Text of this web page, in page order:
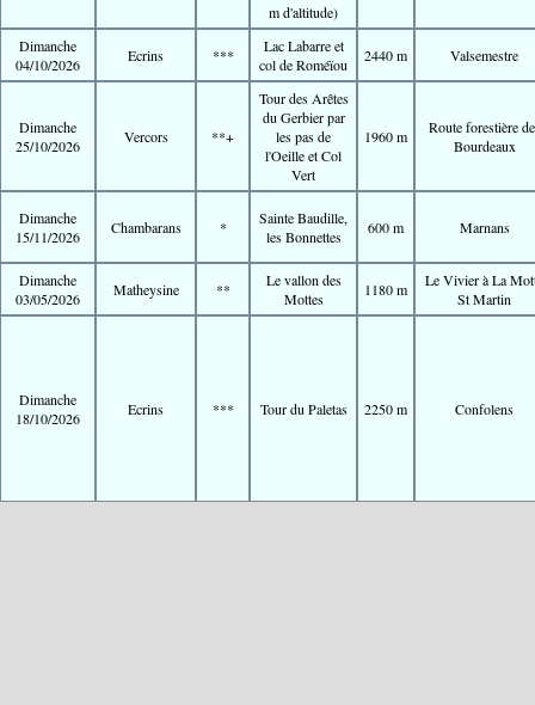
m d'altitude)
Dimanche
04/10/2026
Ecrins ***
Lac Labarre et
col de Roméïou
2440 m Valsemestre
Dimanche
25/10/2026
Vercors **+
Tour des Arêtes
du Gerbier par
les pas de
l'Oeille et Col
Vert
1960 m
Route forestière
Bourdeaux
Dimanche
15/11/2026
Chambarans *
Sainte Baudille,
les Bonnettes
600 m Marnans
Dimanche
03/05/2026
Matheysine **
Le vallon des
Mottes
1180 m
Le Vivier à La
St Martin
Dimanche
18/10/2026
Ecrins *** Tour du Paletas 2250 m Confolens